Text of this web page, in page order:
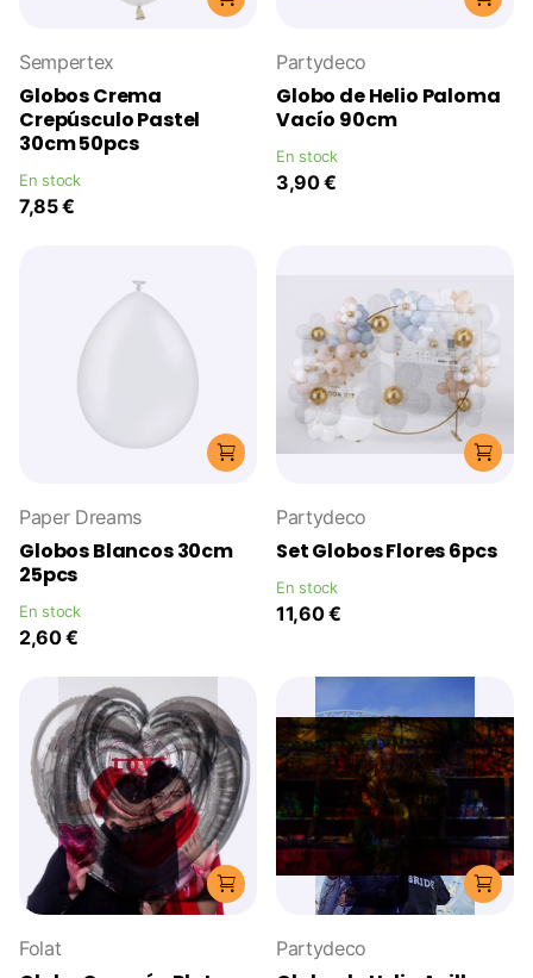
Sempertex
Globos Crema
Crepúsculo Pastel
30cm 50pcs
En stock
7,85 €
Partydeco
Globo de Helio Paloma
Vacío 90cm
En stock
3,90 €
Paper Dreams
Globos Blancos 30cm
25pcs
En stock
2,60 €
Partydeco
Set Globos Flores 6pcs
En stock
11,60 €
Folat Partydeco